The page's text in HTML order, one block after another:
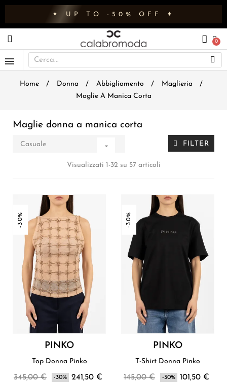
✦ UP TO -50% OFF ✦
Home Donna Abbigliamento
Maglieria
Maglie A Manica Corta
Maglie donna a manica corta
Casuale  FILTER
Visualizzati 1-32 su 57 articoli
-30%
PINKO
Top Donna Pinko
345,00 € -30% 241,50 €
-30%
PINKO
T-Shirt Donna Pinko
145,00 € -30% 101,50 €